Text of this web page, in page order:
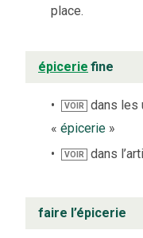
place.
épicerie fine
VOIR
dans les
« épicerie »
VOIR dans
faire l’épicerie